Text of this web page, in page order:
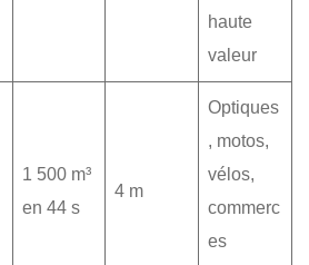
haute
valeur
1 500 m³
en 44 s
4 m
Optiques
, motos,
vélos,
commerc
es